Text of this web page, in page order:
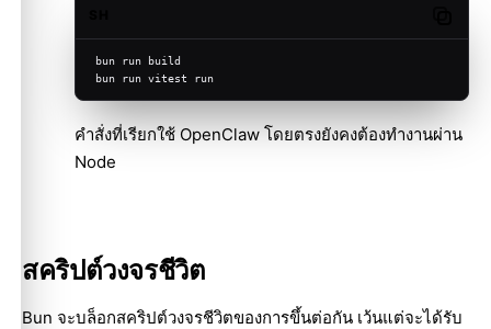
bun run build
bun run vitest run
คำสั่งที่เรียกใช้ OpenClaw โดยตรงยังคงต้องทำงานผ่าน
Node
สคริปต์วงจรชีวิต
Bun จะบล็อกสคริปต์วงจรชีวิตของการขึ้นต่อกัน เว้นแต่จะได้รับ